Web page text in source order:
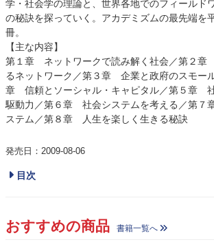
学・社会学の理論と、世界各地でのフィールド
の秘訣を探っていく。アカデミズムの最先端を
冊。
【主な内容】
第１章 ネットワークで読み解く社会／第２章
るネットワーク／第３章 企業と政府のスモー
章 信頼とソーシャル・キャピタル／第５章
駆動力／第６章 社会システムを考える／第７
ステム／第８章 人生を楽しく生きる秘訣
発売日：2009-08-06
目次
おすすめの商品 書籍一覧へ